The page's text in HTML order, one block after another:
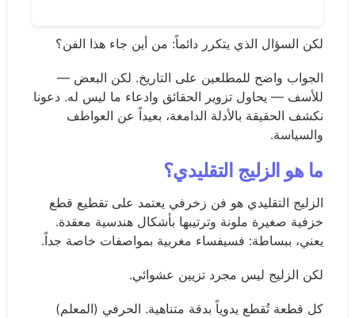
لكن السؤال الذي يتكرر دائماً: من أين جاء هذا الفن؟
الجواب واضح للمطلعين على التاريخ. لكن البعض —
للأسف — يحاول تزوير الحقائق وادعاء ما ليس له. دعونا
نكشف الحقيقة بالأدلة الدامغة، بعيداً عن العواطف
والسياسة.
ما هو الزليج التقليدي؟
الزليج التقليدي هو فن زخرفي يعتمد على تقطيع قطع
خزفية صغيرة ملونة وترتيبها بأشكال هندسية معقدة.
يعني، ببساطة: فسيفساء مغربية بمواصفات خاصة جداً.
لكن الزليج ليس مجرد تزيين عشوائي.
كل قطعة تُقطع يدوياً بدقة متناهية. الحرفي (المعلم)